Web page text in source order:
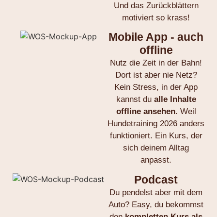
Und das Zurückblättern
motiviert so krass!
Mobile App - auch
offline
Nutz die Zeit in der Bahn!
Dort ist aber nie Netz?
Kein Stress, in der App
kannst du alle Inhalte
offline ansehen. Weil
Hundetraining 2026 anders
funktioniert. Ein Kurs, der
sich deinem Alltag
anpasst.
Podcast
Du pendelst aber mit dem
Auto? Easy, du bekommst